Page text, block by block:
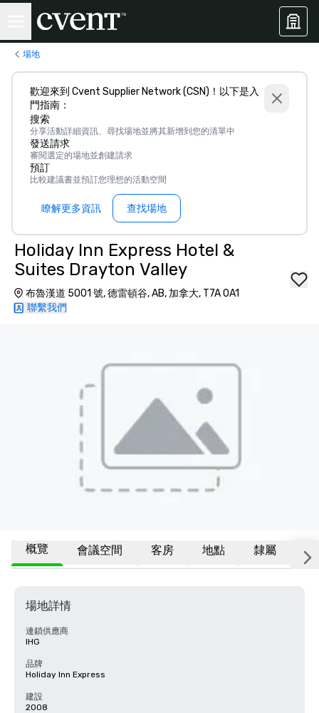
場地
歡迎來到 Cvent Supplier Network (CSN)！以下是入
門指南：
搜索
分享活動詳細資訊、尋找場地並將其新增到您的清單中
發送請求
審閱選定的場地並創建請求
預訂
比較建議書並預訂您理想的活動空間
瞭解更多資訊 查找場地
Holiday Inn Express Hotel &
Suites Drayton Valley
布魯漢道 5001 號, 德雷頓谷, AB, 加拿大, T7A 0A1
聯繫我們
概覽 會議空間 客房 地點 隸屬 更
場地詳情
連鎖供應商
IHG
品牌
Holiday Inn Express
建設
2008